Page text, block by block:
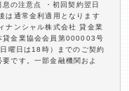
の注意点 ・初回契約翌日
は通常金利適用となります
ナンシャル株式会社 貸金業
金業協会会員第000003号
曜日は18時）までのご契約
です。一部金融機関およ